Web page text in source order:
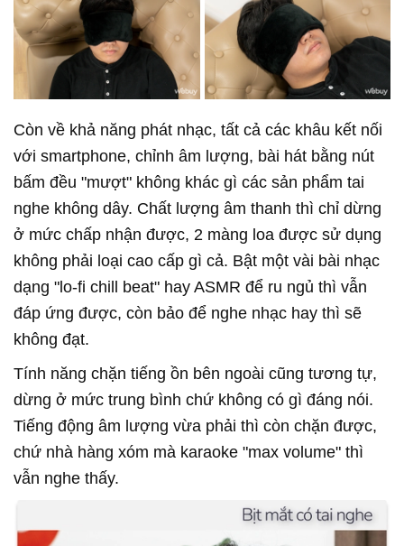
Còn về khả năng phát nhạc, tất cả các khâu kết nối
với smartphone, chỉnh âm lượng, bài hát bằng nút
bấm đều "mượt" không khác gì các sản phẩm tai
nghe không dây. Chất lượng âm thanh thì chỉ dừng
ở mức chấp nhận được, 2 màng loa được sử dụng
không phải loại cao cấp gì cả. Bật một vài bài nhạc
dạng "lo-fi chill beat" hay ASMR để ru ngủ thì vẫn
đáp ứng được, còn bảo để nghe nhạc hay thì sẽ
không đạt.
Tính năng chặn tiếng ồn bên ngoài cũng tương tự,
dừng ở mức trung bình chứ không có gì đáng nói.
Tiếng động âm lượng vừa phải thì còn chặn được,
chứ nhà hàng xóm mà karaoke "max volume" thì
vẫn nghe thấy.